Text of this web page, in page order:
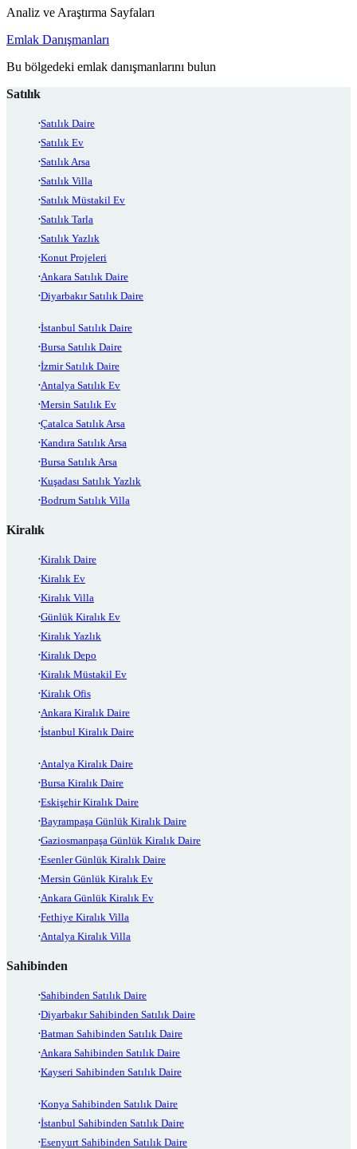
Analiz ve Araştırma Sayfaları
Emlak Danışmanları
Bu bölgedeki emlak danışmanlarını bulun
Satılık
Satılık Daire
Satılık Ev
Satılık Arsa
Satılık Villa
Satılık Müstakil Ev
Satılık Tarla
Satılık Yazlık
Konut Projeleri
Ankara Satılık Daire
Diyarbakır Satılık Daire
İstanbul Satılık Daire
Bursa Satılık Daire
İzmir Satılık Daire
Antalya Satılık Ev
Mersin Satılık Ev
Çatalca Satılık Arsa
Kandıra Satılık Arsa
Bursa Satılık Arsa
Kuşadası Satılık Yazlık
Bodrum Satılık Villa
Kiralık
Kiralık Daire
Kiralık Ev
Kiralık Villa
Günlük Kiralık Ev
Kiralık Yazlık
Kiralık Depo
Kiralık Müstakil Ev
Kiralık Ofis
Ankara Kiralık Daire
İstanbul Kiralık Daire
Antalya Kiralık Daire
Bursa Kiralık Daire
Eskişehir Kiralık Daire
Bayrampaşa Günlük Kiralık Daire
Gaziosmanpaşa Günlük Kiralık Daire
Esenler Günlük Kiralık Daire
Mersin Günlük Kiralık Ev
Ankara Günlük Kiralık Ev
Fethiye Kiralık Villa
Antalya Kiralık Villa
Sahibinden
Sahibinden Satılık Daire
Diyarbakır Sahibinden Satılık Daire
Batman Sahibinden Satılık Daire
Ankara Sahibinden Satılık Daire
Kayseri Sahibinden Satılık Daire
Konya Sahibinden Satılık Daire
İstanbul Sahibinden Satılık Daire
Esenyurt Sahibinden Satılık Daire